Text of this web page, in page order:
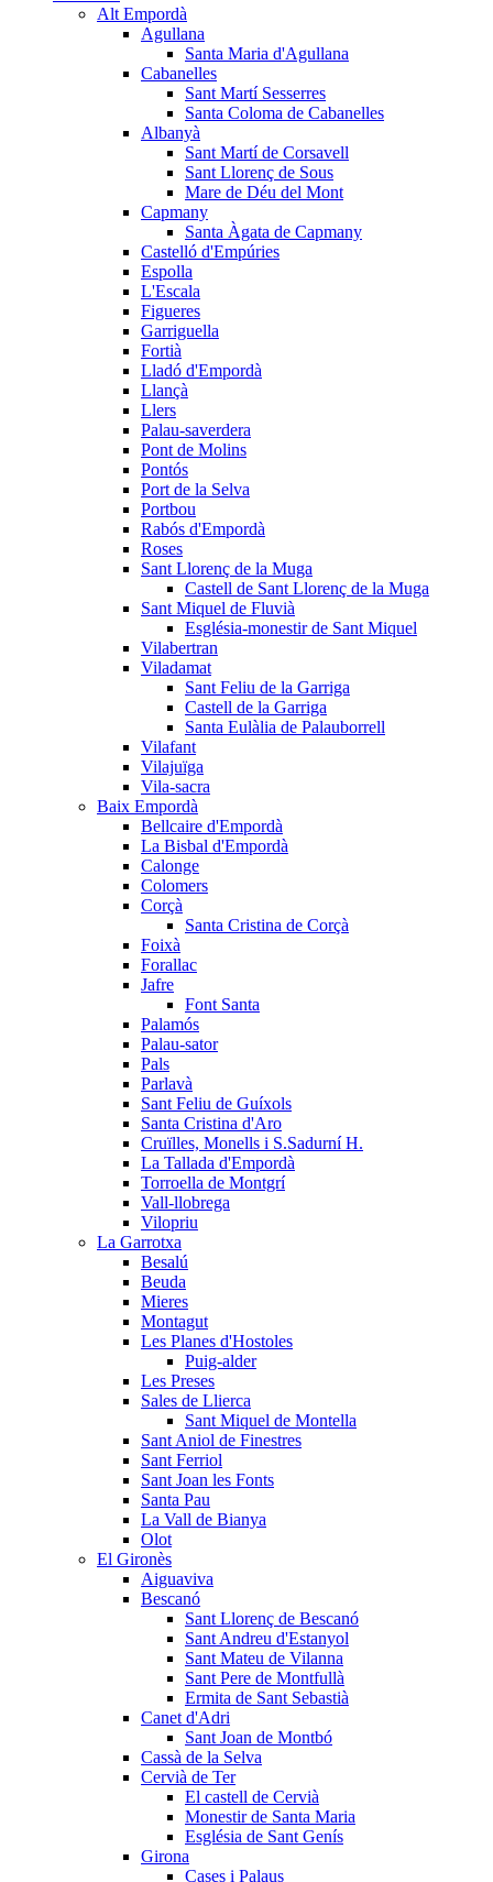
Alt Empordà
Agullana
Santa Maria d'Agullana
Cabanelles
Sant Martí Sesserres
Santa Coloma de Cabanelles
Albanyà
Sant Martí de Corsavell
Sant Llorenç de Sous
Mare de Déu del Mont
Capmany
Santa Àgata de Capmany
Castelló d'Empúries
Espolla
L'Escala
Figueres
Garriguella
Fortià
Lladó d'Empordà
Llançà
Llers
Palau-saverdera
Pont de Molins
Pontós
Port de la Selva
Portbou
Rabós d'Empordà
Roses
Sant Llorenç de la Muga
Castell de Sant Llorenç de la Muga
Sant Miquel de Fluvià
Església-monestir de Sant Miquel
Vilabertran
Viladamat
Sant Feliu de la Garriga
Castell de la Garriga
Santa Eulàlia de Palauborrell
Vilafant
Vilajuïga
Vila-sacra
Baix Empordà
Bellcaire d'Empordà
La Bisbal d'Empordà
Calonge
Colomers
Corçà
Santa Cristina de Corçà
Foixà
Forallac
Jafre
Font Santa
Palamós
Palau-sator
Pals
Parlavà
Sant Feliu de Guíxols
Santa Cristina d'Aro
Cruïlles, Monells i S.Sadurní H.
La Tallada d'Empordà
Torroella de Montgrí
Vall-llobrega
Vilopriu
La Garrotxa
Besalú
Beuda
Mieres
Montagut
Les Planes d'Hostoles
Puig-alder
Les Preses
Sales de Llierca
Sant Miquel de Montella
Sant Aniol de Finestres
Sant Ferriol
Sant Joan les Fonts
Santa Pau
La Vall de Bianya
Olot
El Gironès
Aiguaviva
Bescanó
Sant Llorenç de Bescanó
Sant Andreu d'Estanyol
Sant Mateu de Vilanna
Sant Pere de Montfullà
Ermita de Sant Sebastià
Canet d'Adri
Sant Joan de Montbó
Cassà de la Selva
Cervià de Ter
El castell de Cervià
Monestir de Santa Maria
Església de Sant Genís
Girona
Cases i Palaus